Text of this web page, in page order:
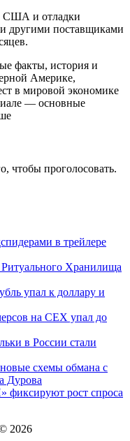
США и отладки
другими поставщиками
факты, история и
Америке,
в мировой экономике
— основные
чтобы проголосовать.
в трейлере
Хранилища
упал к доллару и
на CEX упал до
в России стали
схемы обмана с
Дурова
рост спроса
2026